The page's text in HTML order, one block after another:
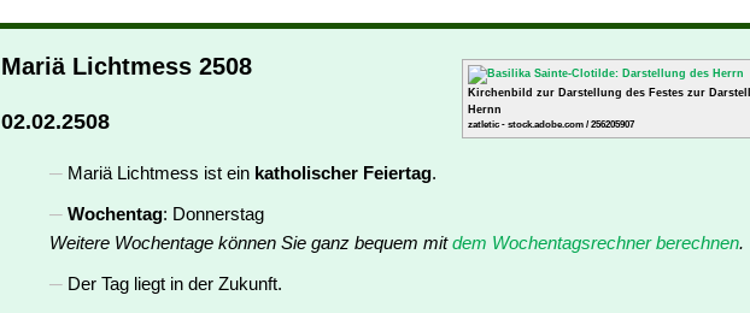
Kirchenbild zur Darstellung des Festes zur
Hernn
zatletic - stock.adobe.com / 256205907
Mariä Lichtmess 2508
02.02.2508
Mariä Lichtmess ist ein katholischer Feiertag.
Wochentag: Donnerstag
Weitere Wochentage können Sie ganz bequem mitdem Wochentagsrechner berechnen.
Der Tag liegt in der Zukunft.